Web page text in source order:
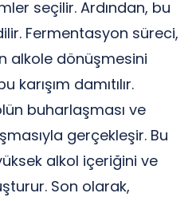
seçilir. Ardından, bu
Fermentasyon süreci,
alkole dönüşmesini
damıtılır.
buharlaşması ve
gerçekleşir. Bu
alkol içeriğini ve
Son olarak,